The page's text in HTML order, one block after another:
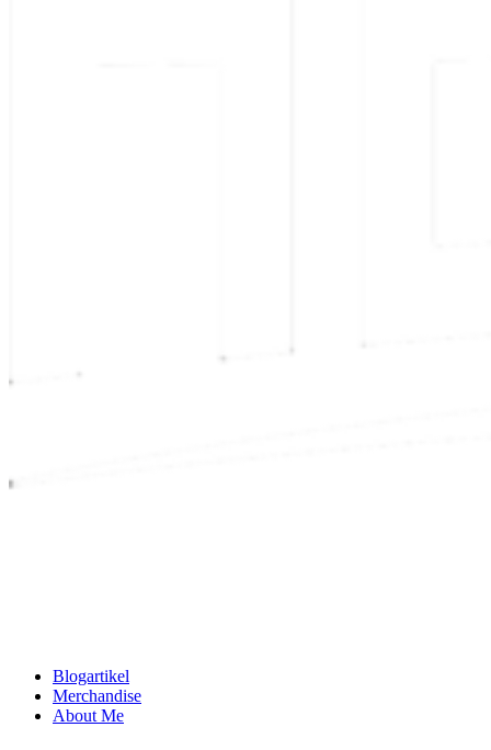
Blogartikel
Merchandise
About Me